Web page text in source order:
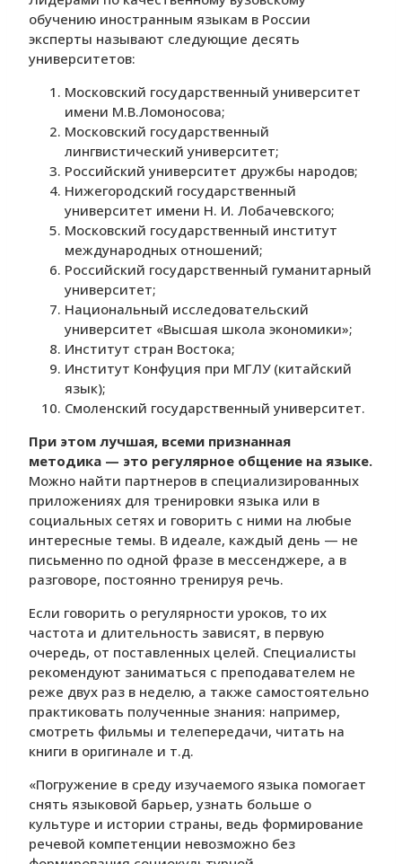
обучению иностранным языкам в России
эксперты называют следующие десять
университетов:
Московский государственный университет
имени М.В.Ломоносова;
Московский государственный
лингвистический университет;
Российский университет дружбы народов;
Нижегородский государственный
университет имени Н. И. Лобачевского;
Московский государственный институт
международных отношений;
Российский государственный гуманитарный
университет;
Национальный исследовательский
университет «Высшая школа экономики»;
Институт стран Востока;
Институт Конфуция при МГЛУ (китайский
язык);
Смоленский государственный университет.
При этом лучшая, всеми признанная
методика — это регулярное общение на языке.
Можно найти партнеров в специализированных
приложениях для тренировки языка или в
социальных сетях и говорить с ними на любые
интересные темы. В идеале, каждый день — не
письменно по одной фразе в мессенджере, а в
разговоре, постоянно тренируя речь.
Если говорить о регулярности уроков, то их
частота и длительность зависят, в первую
очередь, от поставленных целей. Специалисты
рекомендуют заниматься с преподавателем не
реже двух раз в неделю, а также самостоятельно
практиковать полученные знания: например,
смотреть фильмы и телепередачи, читать на
книги в оригинале и т.д.
«Погружение в среду изучаемого языка помогает
снять языковой барьер, узнать больше о
культуре и истории страны, ведь формирование
речевой компетенции невозможно без